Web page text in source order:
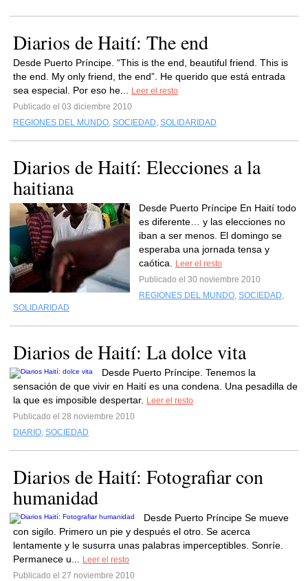
Diarios de Haití: The end
Desde Puerto Príncipe. “This is the end, beautiful friend. This is
the end. My only friend, the end”. He querido que está entrada
sea especial. Por eso he...
Leer el resto
Publicado el 03 diciembre 2010
REGIONES DEL MUNDO, SOCIEDAD, SOLIDARIDAD
Diarios de Haití: Elecciones a la
haitiana
Desde Puerto Príncipe En Haití todo
es diferente… y las elecciones no
iban a ser menos. El domingo se
esperaba una jornada tensa y
caótica.
Leer el resto
Publicado el 30 noviembre 2010
REGIONES DEL MUNDO, SOCIEDAD,
SOLIDARIDAD
Diarios de Haití: La dolce vita
Desde Puerto Príncipe. Tenemos la
sensación de que vivir en Haití es una condena. Una pesadilla de
la que es imposible despertar.
Leer el resto
Publicado el 28 noviembre 2010
DIARIO, SOCIEDAD
Diarios de Haití: Fotografiar con
humanidad
Desde Puerto Príncipe Se mueve
con sigilo. Primero un pie y después el otro. Se acerca
lentamente y le susurra unas palabras imperceptibles. Sonríe.
Permanece u...
Leer el resto
Publicado el 27 noviembre 2010